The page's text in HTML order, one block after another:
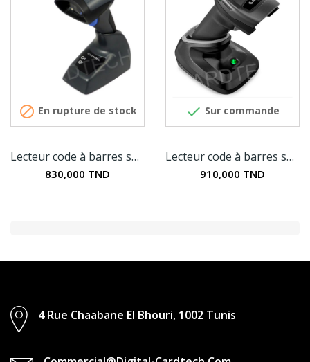
 En rupture de stock
Lecteur code à barres sans fil 2D - Datalogic...
830,000 TND
 Sur commande
Lecteur code à barres sans fil 2D Zebra DS2278
910,000 TND
4 Rue Chaabane El Bhouri, 1002 Tunis